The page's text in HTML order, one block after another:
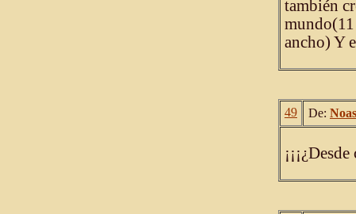
también
ancho) Y
49 De: